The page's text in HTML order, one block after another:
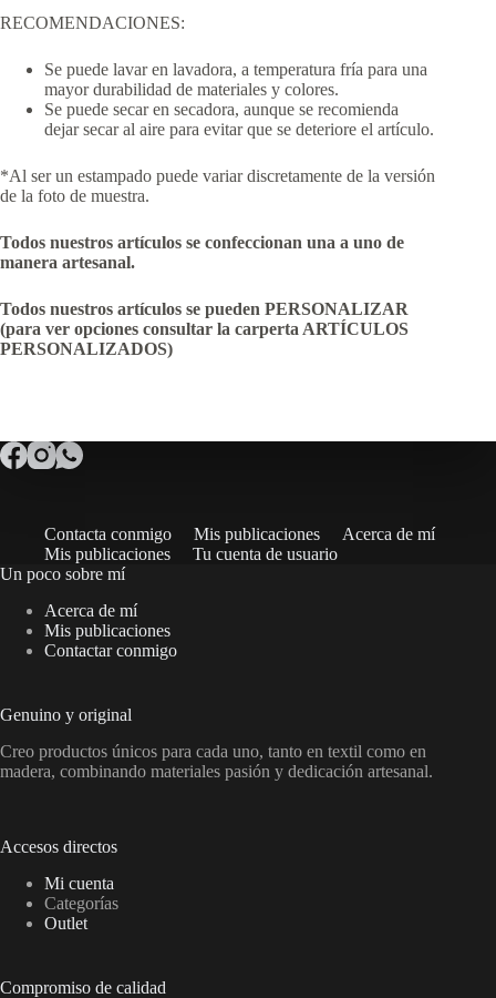
RECOMENDACIONES:
Se puede lavar en lavadora, a temperatura fría para una
mayor durabilidad de materiales y colores.
Se puede secar en secadora, aunque se recomienda
dejar secar al aire para evitar que se deteriore el artículo.
*Al ser un estampado puede variar discretamente de la versión
de la foto de muestra.
Todos nuestros artículos se confeccionan una a uno de
manera artesanal.
Todos nuestros artículos se pueden PERSONALIZAR
(para ver opciones consultar la carperta ARTÍCULOS
PERSONALIZADOS)
Contacta conmigo Mis publicaciones
Acerca de mí
Mis publicaciones
Tu cuenta de usuario
Un poco sobre mí
Acerca de mí
Mis publicaciones
Contactar conmigo
Genuino y original
Creo productos únicos para cada uno, tanto en textil como en
madera, combinando materiales pasión y dedicación artesanal.
Accesos directos
Mi cuenta
Categorías
Outlet
Compromiso de calidad